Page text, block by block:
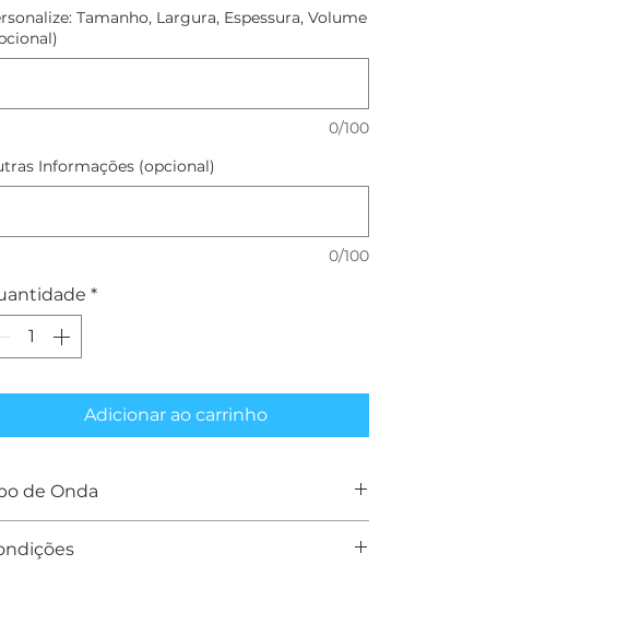
Tamanho, Largura, Espessura, Volume
0/100
Informações (opcional)
0/100
*
Adicionar ao carrinho
de Onda
6 e 12 pés ou mais. Vai bem em